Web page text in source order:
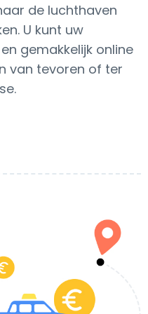
de luchthaven
U kunt uw
gemakkelijk online
van tevoren of ter